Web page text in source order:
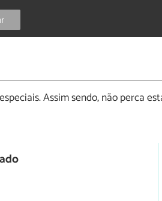
Assim sendo, não perca